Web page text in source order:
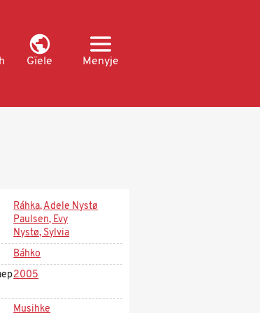
Gïele Menyje
Ráhka, Adele Nystø
Paulsen, Evy
Nystø, Sylvia
Báhko
2005
Musihke